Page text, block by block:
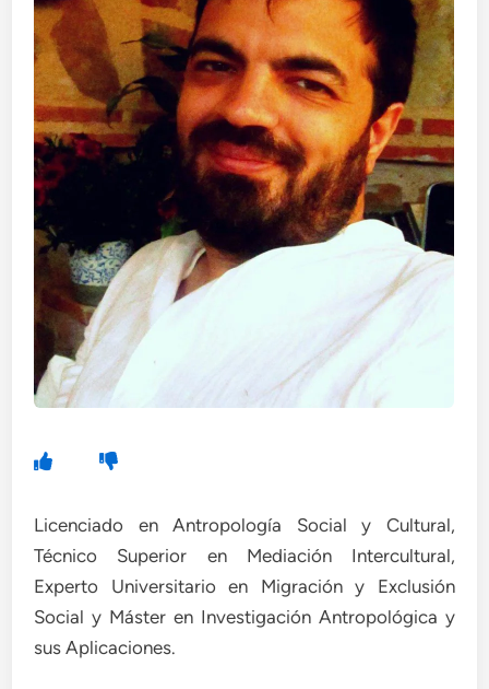
Licenciado en Antropología Social y Cultural,
Técnico Superior en Mediación Intercultural,
Experto Universitario en Migración y Exclusión
Social y Máster en Investigación Antropológica y
sus Aplicaciones.